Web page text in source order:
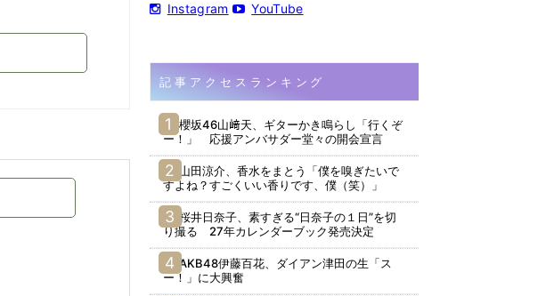
Instagram YouTube
記事アクセスランキング
櫻坂46山﨑天、ギターかき鳴らし「行くぞ
ー！」 応援アンバサダー堂々の開会宣言
山田涼介、香水をまとう「僕を嗅ぎたいで
すよね？すごくいい香りです、僕（笑）」
桜井日奈子、素すぎる“日奈子の１日”を切
り撮る 27年カレンダーブック発売決定
AKB48伊藤百花、ダイアン津田の生「ス
ー！」に大興奮